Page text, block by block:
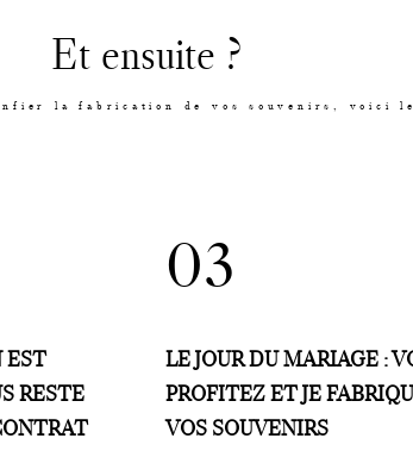
Et ensuite ?
la fabrication de vos souvenirs, voici
03
LE JOUR DU MARIAGE :
PROFITEZ ET JE
VOS SOUVENIRS
EST
RESTE